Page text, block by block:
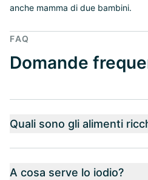
anche mamma di due bambini.
FAQ
Domande
Quali sono gli alimenti
A cosa serve lo iodio?